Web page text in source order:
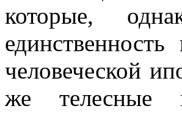
которые,
человеческой
же телесные